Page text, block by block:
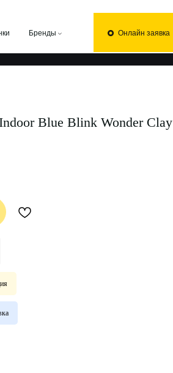
Blue Blink Wonder Clay